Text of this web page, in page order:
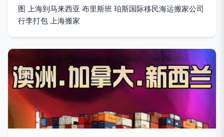
图 上海到马来西亚 布里斯班 珀斯国际移民海运搬家公司
行李打包 上海搬家